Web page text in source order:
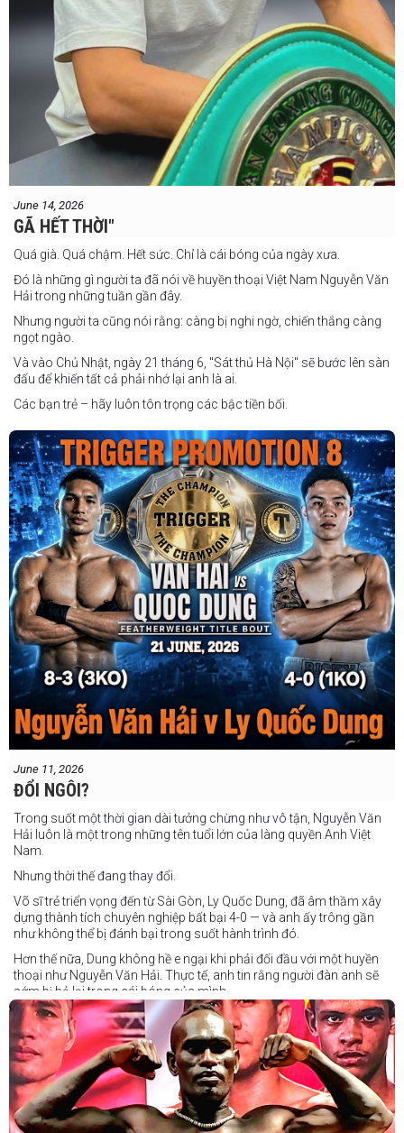
June 14, 2026
GÃ HẾT THỜI"
Quá già. Quá chậm. Hết sức. Chỉ là cái bóng của ngày xưa.
Đó là những gì người ta đã nói về huyền thoại Việt Nam Nguyễn Văn
Hải trong những tuần gần đây.
Nhưng người ta cũng nói rằng: càng bị nghi ngờ, chiến thắng càng
ngọt ngào.
Và vào Chủ Nhật, ngày 21 tháng 6, "Sát thủ Hà Nội" sẽ bước lên sàn
đấu để khiến tất cả phải nhớ lại anh là ai.
Các bạn trẻ – hãy luôn tôn trọng các bậc tiền bối.
June 11, 2026
ĐỔI NGÔI?
Trong suốt một thời gian dài tưởng chừng như vô tận, Nguyễn Văn
Hải luôn là một trong những tên tuổi lớn của làng quyền Anh Việt
Nam.
Nhưng thời thế đang thay đổi.
Võ sĩ trẻ triển vọng đến từ Sài Gòn, Ly Quốc Dung, đã âm thầm xây
dựng thành tích chuyên nghiệp bất bại 4-0 — và anh ấy trông gần
như không thể bị đánh bại trong suốt hành trình đó.
Hơn thế nữa, Dung không hề e ngại khi phải đối đầu với một huyền
thoại như Nguyễn Văn Hải. Thực tế, anh tin rằng người đàn anh sẽ
sớm bị bỏ lại trong cái bóng của mình.
Dung nói rằng anh quá nhanh, quá khó nắm bắt, và đơn giản là quá
điển trai đối với “Hanoi Hitman”.
Và biết đâu anh ấy đúng.
Chúng ta sẽ có câu trả lời vào Chủ Nhật, ngày 21 tháng 6